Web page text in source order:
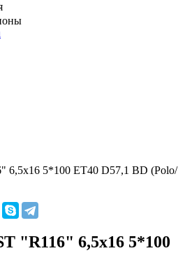
6,5х16 5*100 ET40 D57,1 BD (Polo/
"R116" 6,5х16 5*100